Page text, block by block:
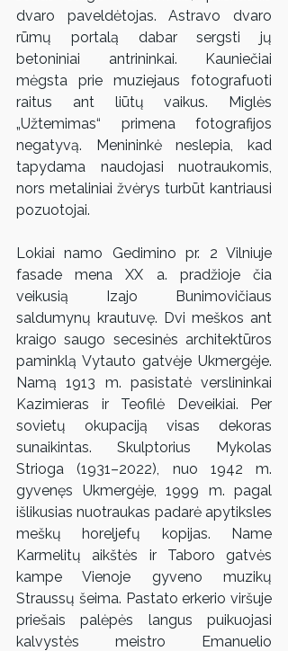
dvaro paveldėtojas. Astravo dvaro
rūmų portalą dabar sergsti jų
betoniniai antrininkai. Kauniečiai
mėgsta prie muziejaus fotografuoti
raitus ant liūtų vaikus. Miglės
„Užtemimas“ primena fotografijos
negatyvą. Menininkė neslepia, kad
tapydama naudojasi nuotraukomis,
nors metaliniai žvėrys turbūt kantriausi
pozuotojai.
Lokiai namo Gedimino pr. 2 Vilniuje
fasade mena XX a. pradžioje čia
veikusią Izajo Bunimovičiaus
saldumynų krautuvę. Dvi meškos ant
kraigo saugo secesinės architektūros
paminklą Vytauto gatvėje Ukmergėje.
Namą 1913 m. pasistatė verslininkai
Kazimieras ir Teofilė Deveikiai. Per
sovietų okupaciją visas dekoras
sunaikintas. Skulptorius Mykolas
Strioga (1931–2022), nuo 1942 m.
gyvenęs Ukmergėje, 1999 m. pagal
išlikusias nuotraukas padarė apytiksles
meškų horeljefų kopijas. Name
Karmelitų aikštės ir Taboro gatvės
kampe Vienoje gyveno muzikų
Straussų šeima. Pastato erkerio viršuje
priešais palėpės langus puikuojasi
kalvystės meistro Emanuelio